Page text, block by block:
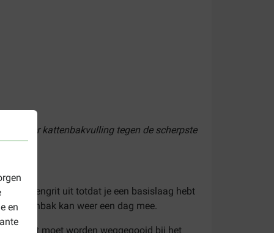
en
kattenbakvulling tegen de scherpste
kattengrit uit totdat je een basislaag hebt
kattenbak kan weer een dag mee.
Het moet worden weggegooid bij het